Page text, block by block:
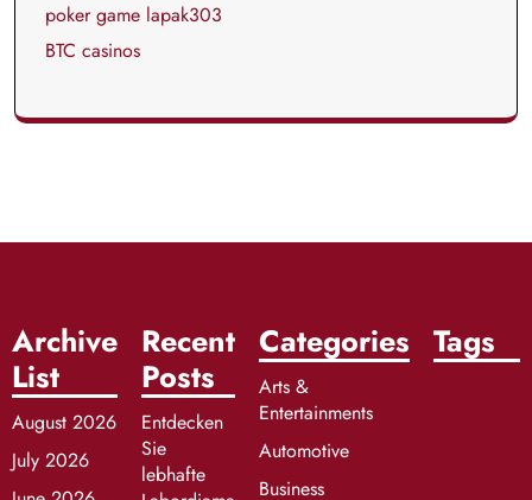
poker game lapak303
BTC casinos
Archive
List
August 2026
July 2026
Recent
Posts
Entdecken
Sie
lebhafte
Categories
Arts &
Entertainments
Automotive
Business
Tags